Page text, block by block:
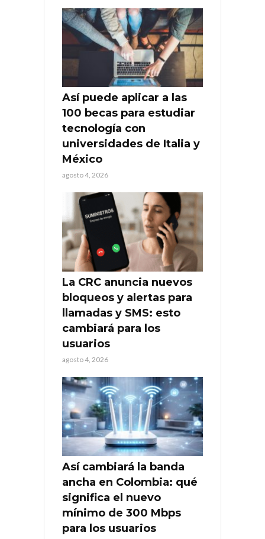
Así puede aplicar a las
100 becas para estudiar
tecnología con
universidades de Italia y
México
agosto 4, 2026
La CRC anuncia nuevos
bloqueos y alertas para
llamadas y SMS: esto
cambiará para los
usuarios
agosto 4, 2026
Así cambiará la banda
ancha en Colombia: qué
significa el nuevo
mínimo de 300 Mbps
para los usuarios